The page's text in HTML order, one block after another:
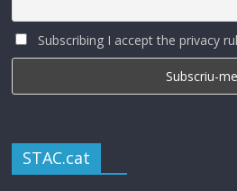
Subscribing I accept the privacy
STAC.cat